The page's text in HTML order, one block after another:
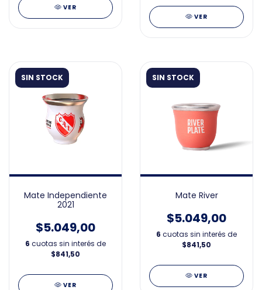
VER
VER
SIN STOCK
Mate Independiente
2021
$5.049,00
6 cuotas sin interés de
$841,50
VER
SIN STOCK
Mate River
$5.049,00
6 cuotas sin interés de
$841,50
VER